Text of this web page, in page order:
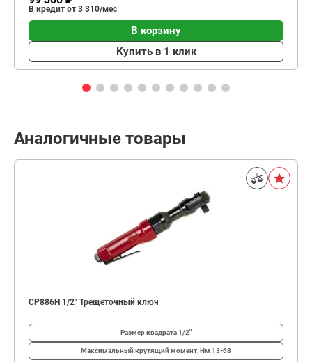
В кредит от 3 310/мес
В корзину
Купить в 1 клик
Аналогичные товары
CP886H 1/2" Трещеточный ключ
Размер квадрата1/2"
Максимальный крутящий момент, Нм 13-68